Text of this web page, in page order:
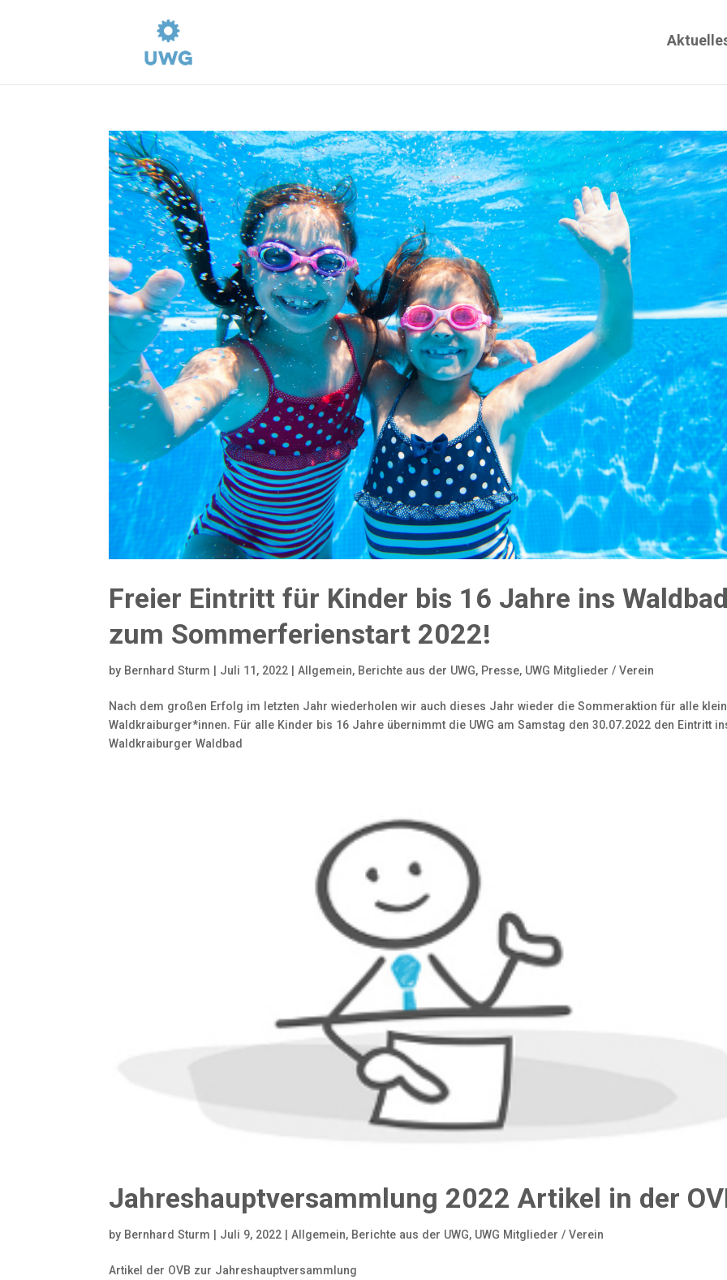
Freier Eintritt für Kinder bis 16 Jahre ins
zum Sommerferienstart 2022!
by Bernhard Sturm | Juli 11, 2022 |Allgemein, Berichte aus der UWG, Presse, UWG Mitglieder / Verein
Nach dem großen Erfolg im letzten Jahr wiederholen wir auch dieses Jahr wieder die Sommeraktion für alle
Waldkraiburger*innen. Für alle Kinder bis 16 Jahre übernimmt die UWG am Samstag den 30.07.2022 den Eintritt
Waldkraiburger Waldbad
Jahreshauptversammlung 2022 Artikel in der
by Bernhard Sturm | Juli 9, 2022 |Allgemein, Berichte aus der UWG, UWG Mitglieder / Verein
Artikel der OVB zur Jahreshauptversammlung